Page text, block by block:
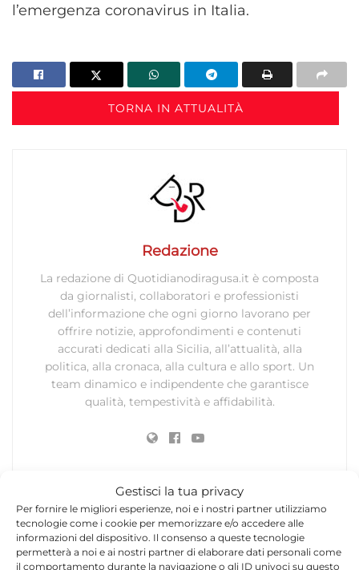
Gestisci la tua privacy
Per fornire le migliori esperienze, noi e i nostri partner utilizziamo
tecnologie come i cookie per memorizzare e/o accedere alle
informazioni del dispositivo. Il consenso a queste tecnologie
permetterà a noi e ai nostri partner di elaborare dati personali come
il comportamento durante la navigazione o gli ID univoci su questo
l’emergenza coronavirus in Italia.
TORNA IN ATTUALITÀ
Redazione
La redazione di Quotidianodiragusa.it è composta
da giornalisti, collaboratori e professionisti
dell’informazione che ogni giorno lavorano per
offrire notizie, approfondimenti e contenuti
accurati dedicati alla Sicilia, all’attualità, alla
politica, alla cronaca, alla cultura e allo sport. Un
team dinamico e indipendente che garantisce
qualità, tempestività e affidabilità.
Lascia un commento
Il tuo indirizzo email non sarà pubblicato. I campi